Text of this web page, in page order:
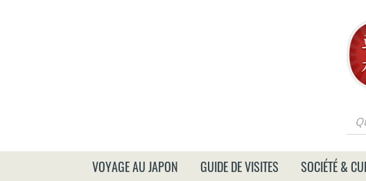
Que
VOYAGE AU JAPON GUIDE DE VISITES SOCIÉTÉ &